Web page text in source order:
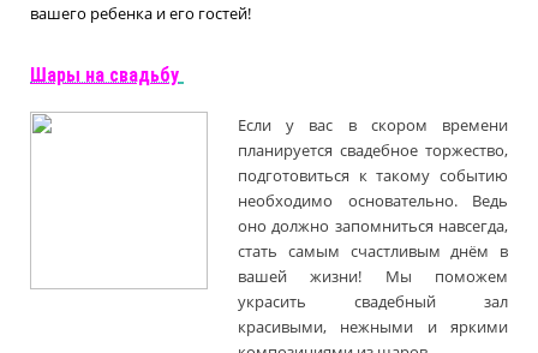
вашего ребенка и его гостей!
Шары на свадьбу
Если у вас в скором времени
планируется свадебное торжество,
подготовиться к такому событию
необходимо основательно. Ведь
оно должно запомниться навсегда,
стать самым счастливым днём в
вашей жизни! Мы поможем
украсить свадебный зал
красивыми, нежными и яркими